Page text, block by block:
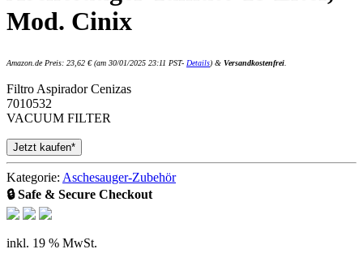
Mod. Cinix
Amazon.de Preis: 23,62 €(am 30/01/2025 23:11 PST- Details) & Versandkostenfrei
Filtro Aspirador Cenizas
7010532
VACUUM FILTER
Jetzt kaufen*
Kategorie: Aschesauger-Zubehör
🔒 Safe & Secure Checkout
inkl. 19 % MwSt.